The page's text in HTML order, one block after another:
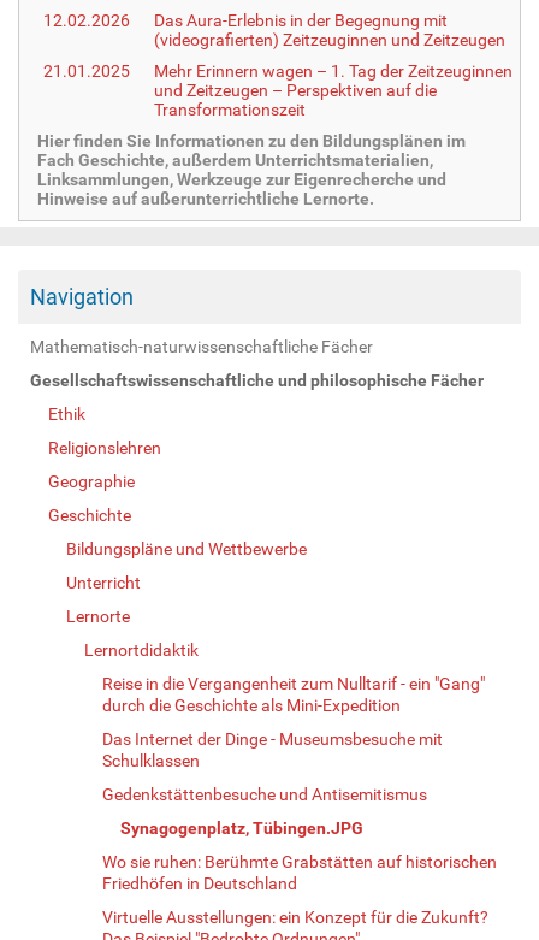
12.02.2026
Das Aura-Erlebnis in der Begegnung mit
(videografierten) Zeitzeuginnen und Zeitzeugen
21.01.2025
Mehr Erinnern wagen – 1. Tag der Zeitzeuginnen
und Zeitzeugen – Perspektiven auf die
Transformationszeit
Hier finden Sie Informationen zu den Bildungsplänen im
Fach Geschichte, außerdem Unterrichtsmaterialien,
Linksammlungen, Werkzeuge zur Eigenrecherche und
Hinweise auf außerunterrichtliche Lernorte.
Navigation
Mathematisch-naturwissenschaftliche Fächer
Gesellschaftswissenschaftliche und philosophische Fächer
Ethik
Religionslehren
Geographie
Geschichte
Bildungspläne und Wettbewerbe
Unterricht
Lernorte
Lernortdidaktik
Reise in die Vergangenheit zum Nulltarif - ein "Gang"
durch die Geschichte als Mini-Expedition
Das Internet der Dinge - Museumsbesuche mit
Schulklassen
Gedenkstättenbesuche und Antisemitismus
Synagogenplatz, Tübingen.JPG
Wo sie ruhen: Berühmte Grabstätten auf historischen
Friedhöfen in Deutschland
Virtuelle Ausstellungen: ein Konzept für die Zukunft?